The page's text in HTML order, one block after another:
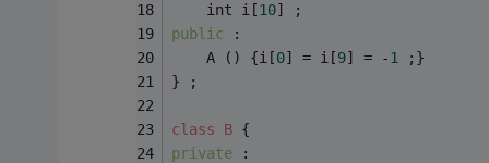
	int i[
10] ;
public
:
	A () {i[
0] = i[9] = -1 ;}
} ;
class B {
private
: